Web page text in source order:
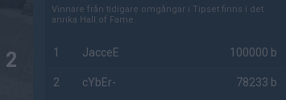
2
Vinnare från tidigare omgångar i Tipset finns i det
anrika Hall of Fame.
1 JacceE 100000 b
2 cYbEr- 78233 b